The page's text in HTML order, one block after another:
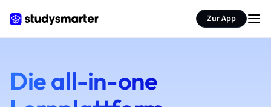
Zur App
Die all-in-one